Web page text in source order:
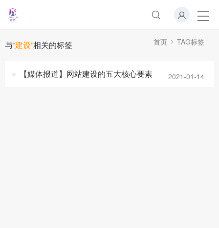
与“建设”相关的标签 首页 TAG标签
【媒体报道】网站建设的五大核心要素 2021-01-14